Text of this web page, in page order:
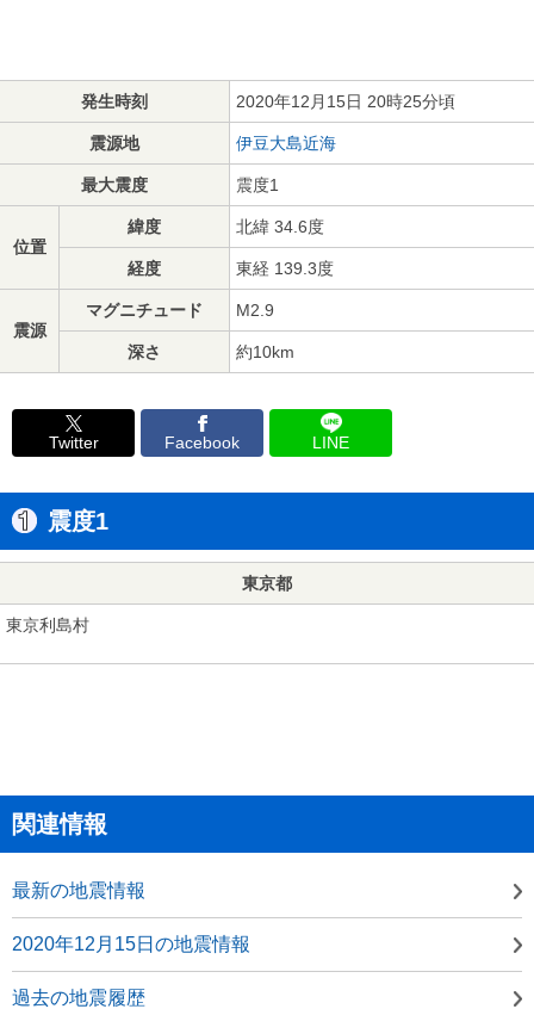
発生時刻 2020年12月15日 20時25分頃
震源地 伊豆大島近海
最大震度 震度1
位置
緯度 北緯 34.6度
経度 東経 139.3度
震源
マグニチュード M2.9
深さ 約10km
Twitter Facebook LINE
震度1
東京都
東京利島村
関連情報
最新の地震情報
2020年12月15日の地震情報
過去の地震履歴